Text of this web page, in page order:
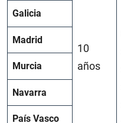
10
años
Galicia
Madrid
Murcia
Navarra
País Vasco